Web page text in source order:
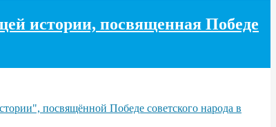
истории, посвященная Победе
посвящённой Победе советского народа в